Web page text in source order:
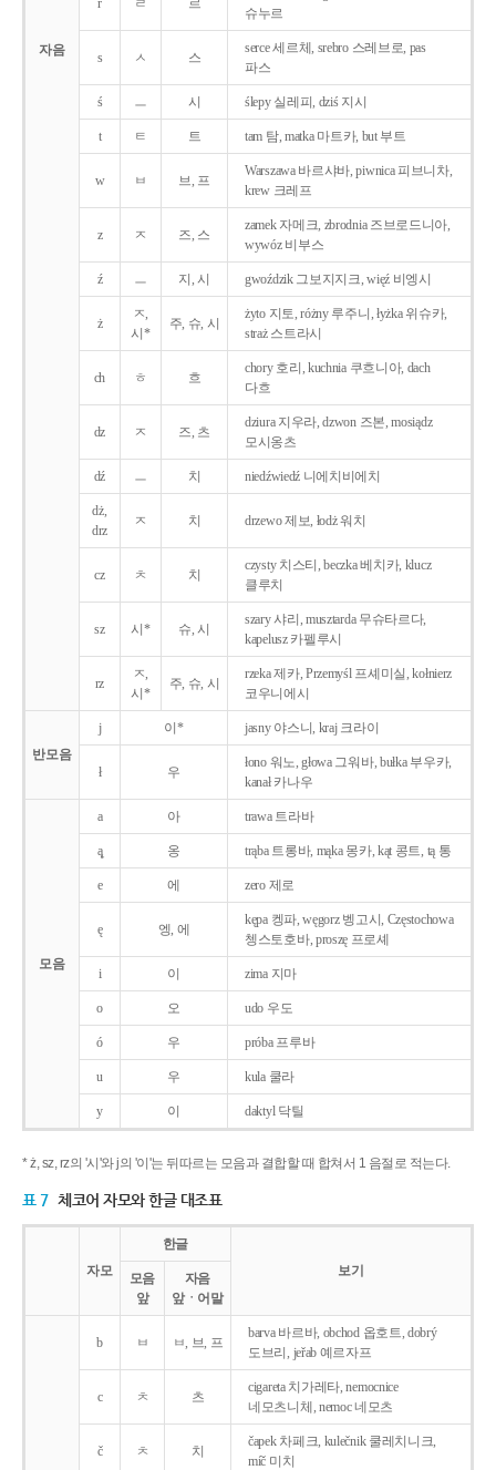
자음
r ㄹ 르
슈누르
s ㅅ 스
serce 세르체, srebro 스레브로, pas
파스
ś ㅡ 시 ślepy 실레피, dziś 지시
t ㅌ 트 tam 탐, matka 마트카, but 부트
w ㅂ 브, 프
Warszawa 바르샤바, piwnica 피브니차,
krew 크레프
z ㅈ 즈, 스
zamek 자메크, zbrodnia 즈브로드니아,
wywóz 비부스
ź ㅡ 지, 시 gwoździk 그보지지크, więź 비엥시
ż
ㅈ,
시*
주, 슈, 시
żyto 지토, różny 루주니, łyżka 위슈카,
straż 스트라시
ch ㅎ 흐
chory 호리, kuchnia 쿠흐니아, dach
다흐
dz ㅈ 즈, 츠
dziura 지우라, dzwon 즈본, mosiądz
모시옹츠
dź ㅡ 치 niedźwiedź 니에치비에치
dż,
drz
ㅈ 치 drzewo 제보, łodż 워치
cz ㅊ 치
czysty 치스티, beczka 베치카, klucz
클루치
sz 시* 슈, 시
szary 샤리, musztarda 무슈타르다,
kapelusz 카펠루시
rz
ㅈ,
시*
주, 슈, 시
rzeka 제카, Przemyśl 프셰미실, kołnierz
코우니에시
반모음
j 이* jasny 야스니, kraj 크라이
ł 우
łono 워노, głowa 그워바, bułka 부우카,
kanał 카나우
모음
a 아 trawa 트라바
ą̨ 옹 trąba 트롱바, mąka 몽카, kąt 콩트, tą 통
e 에 zero 제로
ę 엥, 에
kępa 켕파, węgorz 벵고시, Częstochowa
쳉스토호바, proszę 프로셰
i 이 zima 지마
o 오 udo 우도
ó 우 próba 프루바
u 우 kula 쿨라
y 이 daktyl 닥틸
* ż, sz, rz의 '시'와 j의 '이'는 뒤따르는 모음과 결합할 때 합쳐서 1 음절로 적는다.
표 7 체코어 자모와 한글 대조표
자모
한글
보기
모음
앞
자음
앞ㆍ어말
b ㅂ ㅂ, 브, 프
barva 바르바, obchod 옵호트, dobrý
도브리, jeřab 예르자프
c ㅊ 츠
cigareta 치가레타, nemocnice
네모츠니체, nemoc 네모츠
č ㅊ 치
čapek 차페크, kulečnik 쿨레치니크,
míč 미치